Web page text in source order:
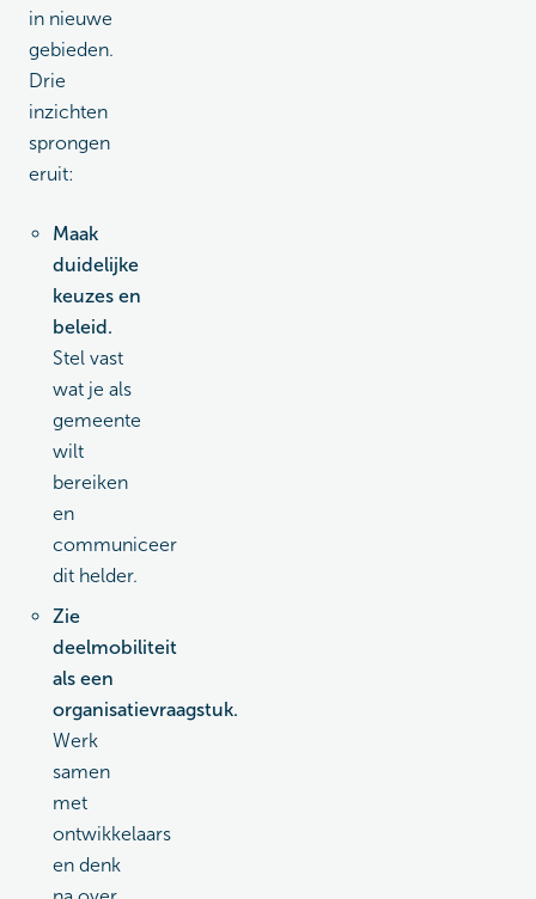
in nieuwe
gebieden.
Drie
inzichten
sprongen
eruit:
Maak
duidelijke
keuzes en
beleid.
Stel vast
wat je als
gemeente
wilt
bereiken
en
communiceer
dit helder.
Zie
deelmobiliteit
als een
organisatievraagstuk.
Werk
samen
met
ontwikkelaars
en denk